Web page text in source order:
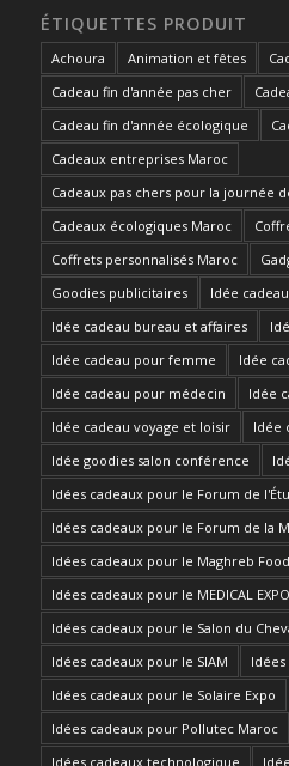
ÉTIQUETTES PRODUIT
Achoura Animation et fêtes
Cadeau fin d'année pas cher
Cadeau fin d'année écologique
Cadeaux entreprises Maroc
Cadeaux pas chers pour la journée
Cadeaux écologiques Maroc
Coffrets personnalisés Maroc
Goodies publicitaires
Idée
Idée cadeau bureau et affaires
Idée cadeau pour femme
Idée
Idée cadeau pour médecin
Idée
Idée cadeau voyage et loisir
Idée
Idée goodies salon conférence
Idées cadeaux pour le Forum de
Idées cadeaux pour le Forum de la
Idées cadeaux pour le Maghreb
Idées cadeaux pour le MEDICAL EXPO
Idées cadeaux pour le Salon du
Idées cadeaux pour le SIAM
Idées
Idées cadeaux pour le Solaire Expo
Idées cadeaux pour Pollutec Maroc
Idées cadeaux technologique